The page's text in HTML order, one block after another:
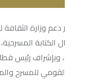
الثقافة للكُتّاب
المسرحية، وتحت رعاية
رئيس قطاع المسرح
للمسرح والموسيقى